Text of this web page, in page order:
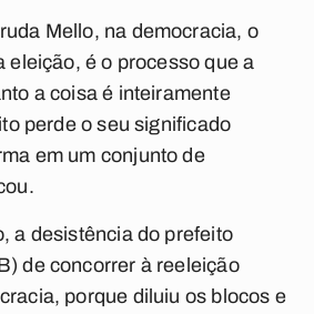
Mello, na democracia, o
eleição, é o processo que a
a coisa é inteiramente
perde o seu significado
em um conjunto de
a desistência do prefeito
de concorrer à reeleição
porque diluiu os blocos e